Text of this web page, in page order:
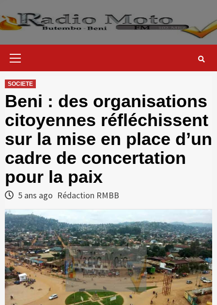
to
content
SOCIETE
Beni : des organisations
citoyennes réfléchissent
sur la mise en place d’un
cadre de concertation
pour la paix
5 ans ago Rédaction RMBB